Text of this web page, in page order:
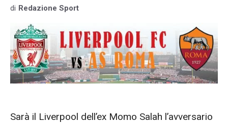
di Redazione Sport
Sarà il Liverpool dell’ex Momo Salah l’avversario